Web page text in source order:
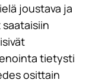
joustava ja
tietysti
osittain